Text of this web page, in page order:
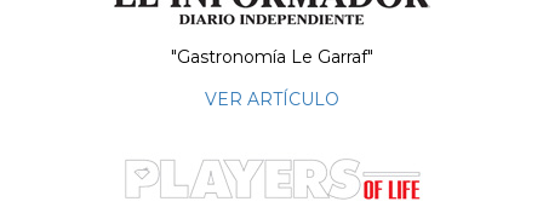
"Gastronomía Le Garraf"
VER ARTÍCULO